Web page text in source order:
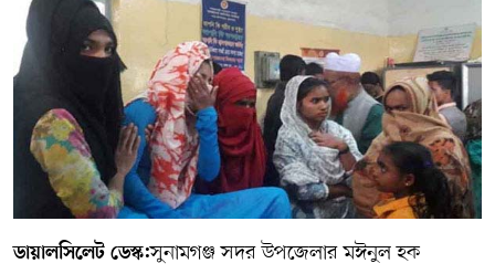
ডায়ালসিলেট ডেস্ক:সুনামগঞ্জ সদর উপজেলার মঈনুল হক
সম্পাদকীয় কলাম
DIAL SYLHET